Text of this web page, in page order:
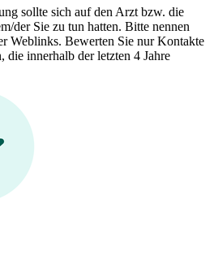
sollte sich auf den Arzt bzw. die
der Sie zu tun hatten. Bitte nennen
Weblinks. Bewerten Sie nur Kontakte
innerhalb der letzten 4 Jahre